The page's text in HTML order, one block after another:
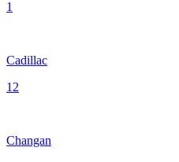
1
Cadillac
12
Changan